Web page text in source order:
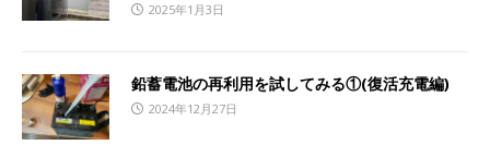
2025年1月3日
鉛蓄電池の再利用を試してみる①(復活充電編)
2024年12月27日